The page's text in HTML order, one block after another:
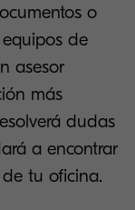
o
de
asesor
más
dudas
a encontrar
tu oficina.